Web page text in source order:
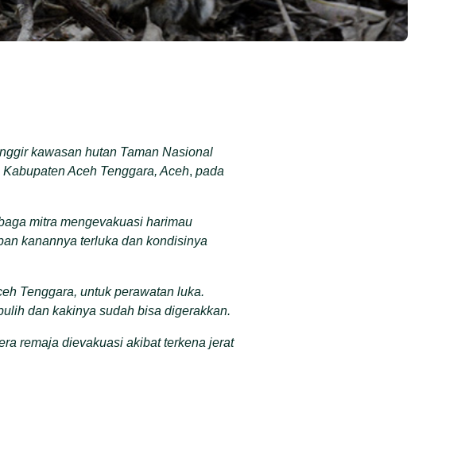
kawasan hutan Taman Nasional
Aceh Tenggara, Aceh, pada
mitra mengevakuasi harimau
kanannya terluka dan kondisinya
Tenggara, untuk perawatan luka.
dan kakinya sudah bisa digerakkan.
remaja dievakuasi akibat terkena jerat